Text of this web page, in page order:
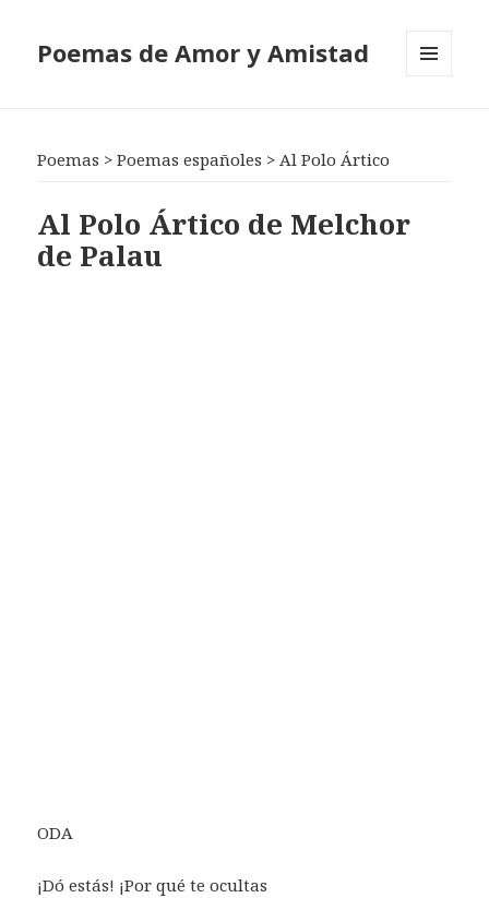
Poemas de Amor y Amistad
Poemas >Poemas españoles >Al Polo Ártico
Al Polo Ártico de Melchor
de Palau
ODA
¡Dó estás! ¡Por qué te ocultas